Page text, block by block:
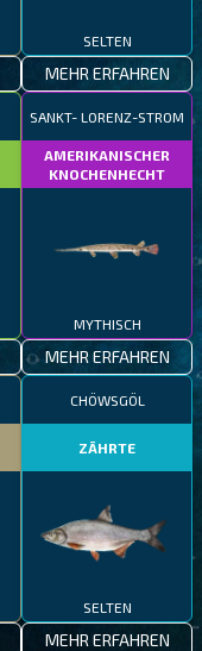
SELTEN
MEHR ERFAHREN
SANKT- LORENZ-STROM
AMERIKANISCHER
KNOCHENHECHT
MYTHISCH
MEHR ERFAHREN
CHÖWSGÖL
ZÄHRTE
SELTEN
MEHR ERFAHREN